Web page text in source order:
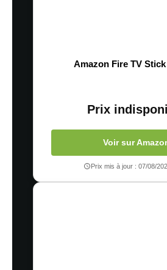
Amazon Fire TV
Prix
Voir sur
Prix mis à jour : 07/08/